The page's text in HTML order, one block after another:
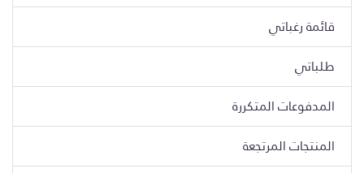
قائمة رغباتي
طلباتي
المدفوعات المتكررة
المنتجات المرتجعة